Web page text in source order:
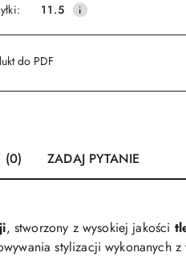
11.5
do PDF
(0) ZADAJ PYTANIE
, stworzony z wysokiej jakości
stylizacji wykonanych z